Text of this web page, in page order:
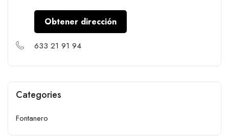
Obtener dirección
633 21 91 94
Categories
Fontanero